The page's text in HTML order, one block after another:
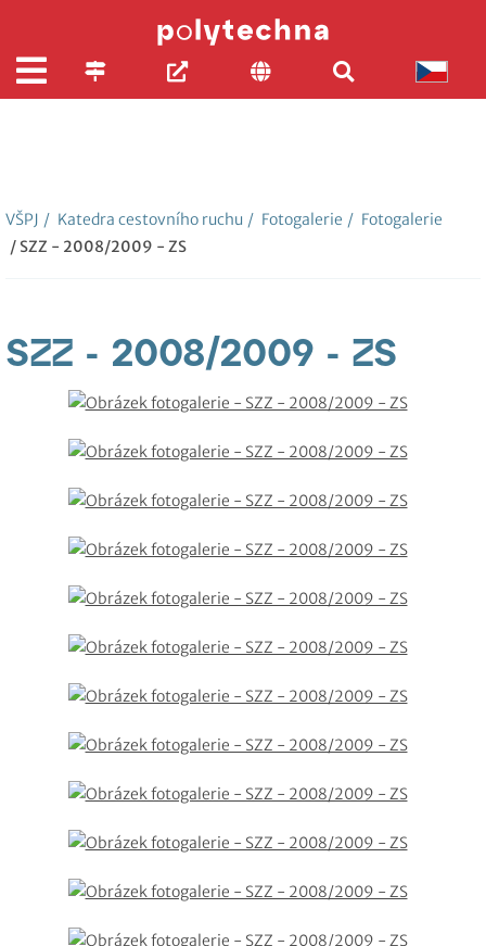
VŠPJ / Katedra cestovního ruchu / Fotogalerie / Fotogalerie
/ SZZ - 2008/2009 - ZS
SZZ - 2008/2009 - ZS